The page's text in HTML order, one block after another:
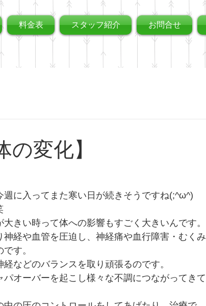
料金表 スタッフ紹介 お問合せ
の変化】
週に入ってまた寒い日が続きそうですね(;^ω^)
きい時って体への影響もすごく大きいんです。
経や血管を圧迫し、神経痛や血行障害・むくみ
す。
などのバランスを取り頑張るのです。
オーバーを起こし様々な不調につながってきて